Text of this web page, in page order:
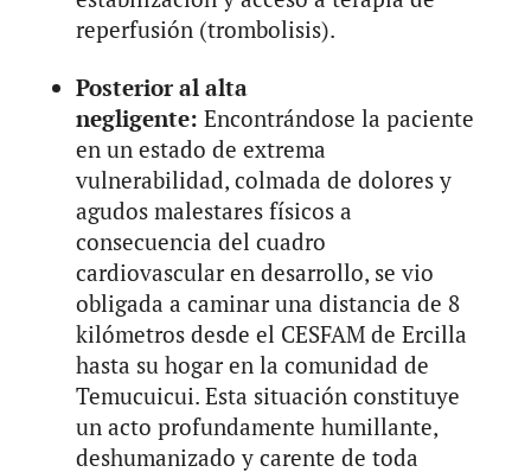
reperfusión (trombolisis).
Posterior al alta
negligente: Encontrándose la paciente
en un estado de extrema
vulnerabilidad, colmada de dolores y
agudos malestares físicos a
consecuencia del cuadro
cardiovascular en desarrollo, se vio
obligada a caminar una distancia de 8
kilómetros desde el CESFAM de Ercilla
hasta su hogar en la comunidad de
Temucuicui. Esta situación constituye
un acto profundamente humillante,
deshumanizado y carente de toda